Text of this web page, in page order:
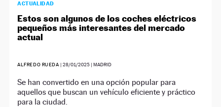
ACTUALIDAD
Estos son algunos de los coches eléctricos
pequeños más interesantes del mercado
actual
ALFREDO RUEDA |28/01/2025 | MADRID
Se han convertido en una opción popular para
aquellos que buscan un vehículo eficiente y práctico
para la ciudad.